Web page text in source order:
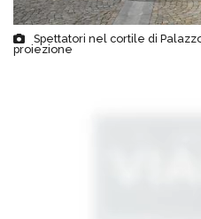
Spettatori nel cortile di
proiezione